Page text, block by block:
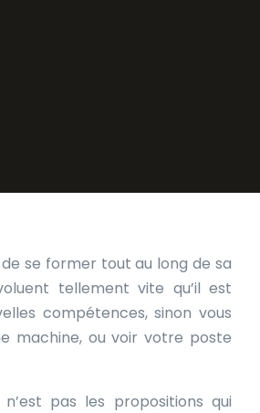
se former tout au long de sa
tellement vite qu’il est
compétences, sinon vous
machine, ou voir votre poste
pas les propositions qui